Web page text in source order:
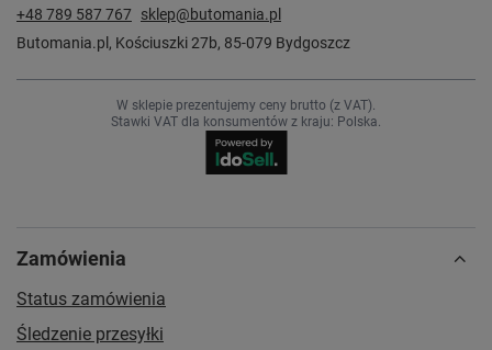
+48 789 587 767 sklep@butomania.pl
Butomania.pl , Kościuszki 27b, 85-079 Bydgoszcz
W sklepie prezentujemy ceny brutto (z VAT).
Stawki VAT dla konsumentów z kraju: Polska.
Zamówienia
Status zamówienia
Śledzenie przesyłki